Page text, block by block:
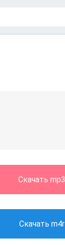
Скачать mp3
Скачать m4r